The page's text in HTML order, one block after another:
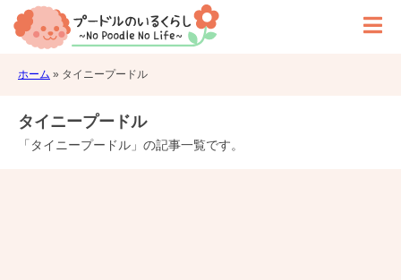
ホーム » タイニープードル
タイニープードル
「タイニープードル」の記事一覧です。